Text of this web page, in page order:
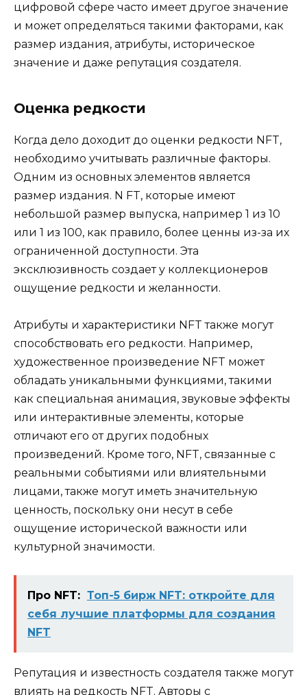
цифровой сфере часто имеет другое значение
и может определяться такими факторами, как
размер издания, атрибуты, историческое
значение и даже репутация создателя.
Оценка редкости
Когда дело доходит до оценки редкости NFT,
необходимо учитывать различные факторы.
Одним из основных элементов является
размер издания. N FT, которые имеют
небольшой размер выпуска, например 1 из 10
или 1 из 100, как правило, более ценны из-за их
ограниченной доступности. Эта
эксклюзивность создает у коллекционеров
ощущение редкости и желанности.
Атрибуты и характеристики NFT также могут
способствовать его редкости. Например,
художественное произведение NFT может
обладать уникальными функциями, такими
как специальная анимация, звуковые эффекты
или интерактивные элементы, которые
отличают его от других подобных
произведений. Кроме того, NFT, связанные с
реальными событиями или влиятельными
лицами, также могут иметь значительную
ценность, поскольку они несут в себе
ощущение исторической важности или
культурной значимости.
Про NFT: Топ-5 бирж NFT: откройте для
себя лучшие платформы для создания
NFT
Репутация и известность создателя также могут
влиять на редкость NFT. Авторы с